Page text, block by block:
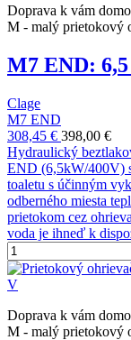
Doprava k vám
M - malý prietokový
M7 END:
Clage
M7 END
308,45 € 398,00 €
Hydraulický
END (6,5kW/400V)
toaletu s účinným
odberného miesta
prietokom cez
voda je ihneď k
Doprava k vám
M - malý prietokový